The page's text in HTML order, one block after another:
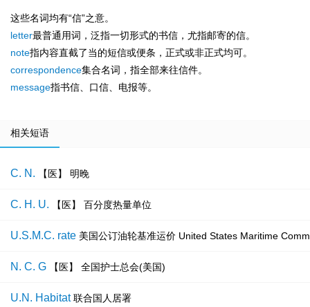
这些名词均有“信”之意。
letter最普通用词，泛指一切形式的书信，尤指邮寄的信。
note指内容直截了当的短信或便条，正式或非正式均可。
correspondence集合名词，指全部来往信件。
message指书信、口信、电报等。
相关短语
C. N. 【医】 明晚
C. H. U. 【医】 百分度热量单位
U.S.M.C. rate 美国公订油轮基准运价 United States Maritime
N. C. G 【医】 全国护士总会(美国)
U.N. Habitat 联合国人居署